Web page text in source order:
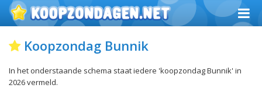
Koopzondag Bunnik
In het onderstaande schema staat iedere 'koopzondag Bunnik' in
2026 vermeld.